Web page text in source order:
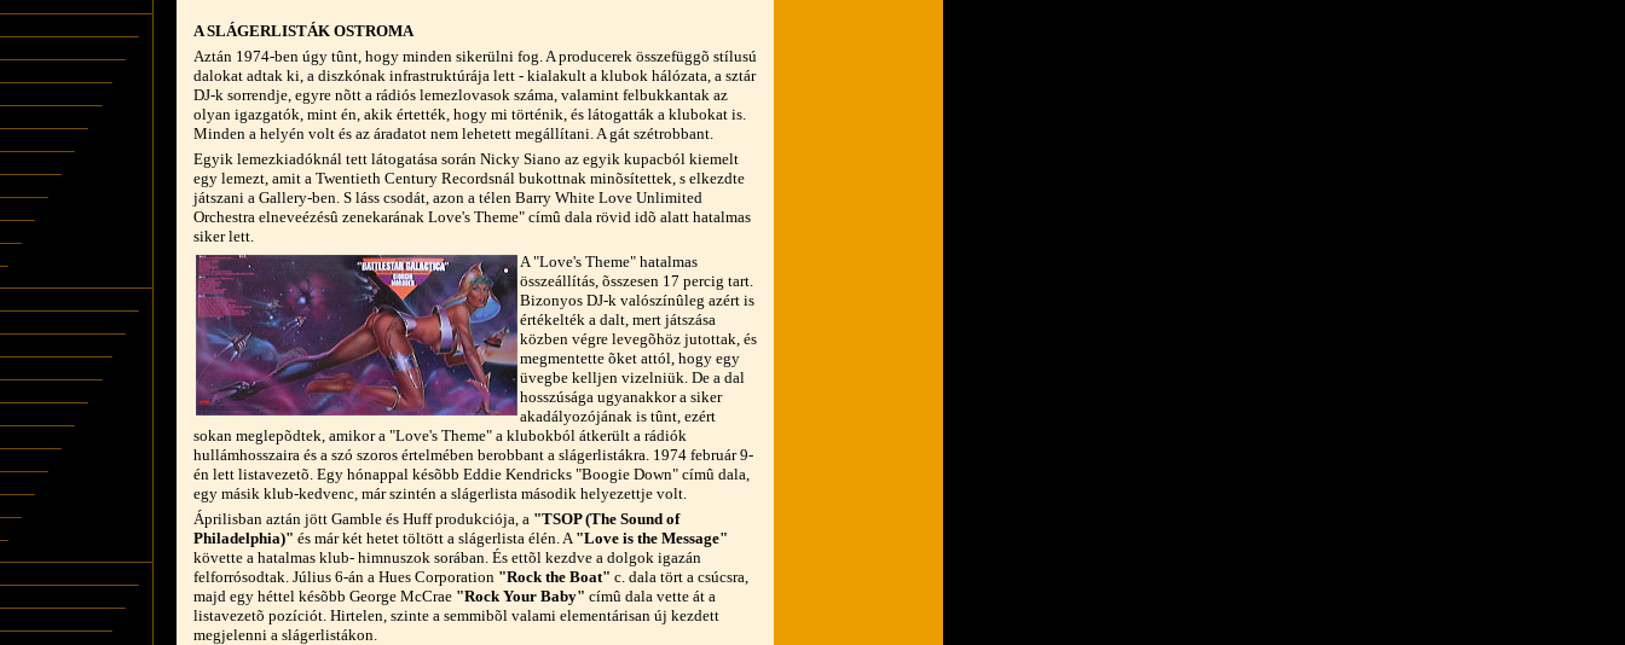
A SLÁGERLISTÁK OSTROMA
Aztán 1974-ben úgy tûnt, hogy minden sikerülni fog. A producerek összefüggõ stílusú
dalokat adtak ki, a diszkónak infrastruktúrája lett - kialakult a klubok hálózata, a sztár
DJ-k sorrendje, egyre nõtt a rádiós lemezlovasok száma, valamint felbukkantak az
olyan igazgatók, mint én, akik értették, hogy mi történik, és látogatták a klubokat is.
Minden a helyén volt és az áradatot nem lehetett megállítani. A gát szétrobbant.
Egyik lemezkiadóknál tett látogatása során Nicky Siano az egyik kupacból kiemelt
egy lemezt, amit a Twentieth Century Recordsnál bukottnak minõsítettek, s elkezdte
játszani a Gallery-ben. S láss csodát, azon a télen Barry White Love Unlimited
Orchestra elneveézésû zenekarának Love's Theme" címû dala rövid idõ alatt hatalmas
siker lett.
A "Love's Theme" hatalmas
összeállítás, õsszesen 17 percig tart.
Bizonyos DJ-k valószínûleg azért is
értékelték a dalt, mert játszása
közben végre levegõhöz jutottak, és
megmentette õket attól, hogy egy
üvegbe kelljen vizelniük. De a dal
hosszúsága ugyanakkor a siker
akadályozójának is tûnt, ezért
sokan meglepõdtek, amikor a "Love's Theme" a klubokból átkerült a rádiók
hullámhosszaira és a szó szoros értelmében berobbant a slágerlistákra. 1974 február 9-
én lett listavezetõ. Egy hónappal késõbb Eddie Kendricks "Boogie Down" címû dala,
egy másik klub-kedvenc, már szintén a slágerlista második helyezettje volt.
Áprilisban aztán jött Gamble és Huff produkciója, a "TSOP (The Sound of
Philadelphia)" és már két hetet töltött a slágerlista élén. A"Love is the Message"
követte a hatalmas klub- himnuszok sorában. És ettõl kezdve a dolgok igazán
felforrósodtak. Július 6-án a Hues Corporation "Rock the Boat" c. dala tört a csúcsra,
majd egy héttel késõbb George McCrae "Rock Your Baby" címû dala vette át a
listavezetõ pozíciót. Hirtelen, szinte a semmibõl valami elementárisan új kezdett
megjelenni a slágerlistákon.